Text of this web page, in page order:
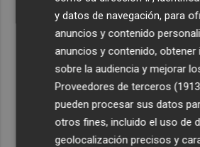
y datos de navegación, para
anuncios y contenido
anuncios y contenido,
sobre la audiencia y mejorar
Proveedores de terceros
pueden procesar sus datos
otros fines, incluido el uso de
geolocalización precisos y